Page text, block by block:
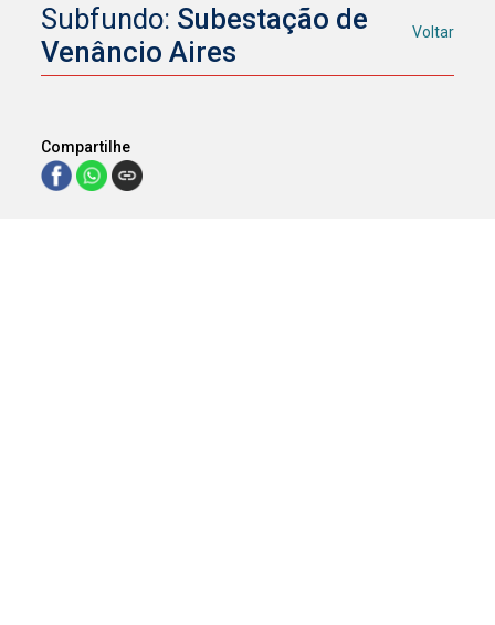
Subfundo: Subestação de
Venâncio Aires
Voltar
Compartilhe